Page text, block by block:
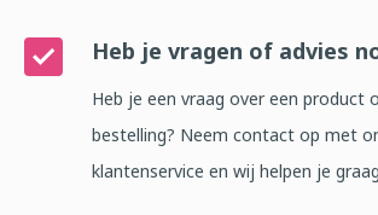
Heb je vragen of advies
Heb je een vraag over een product
bestelling? Neem contact op met
klantenservice en wij helpen je